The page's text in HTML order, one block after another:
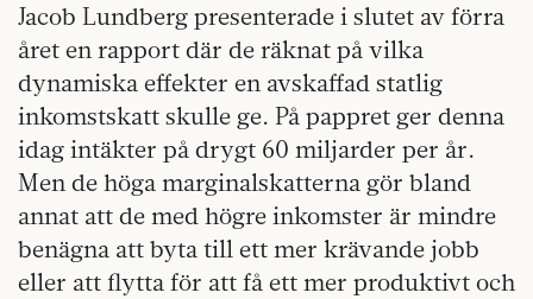
Jacob Lundberg presenterade i slutet av förra
året en rapport där de räknat på vilka
dynamiska effekter en avskaffad statlig
inkomstskatt skulle ge. På pappret ger denna
idag intäkter på drygt 60 miljarder per år.
Men de höga marginalskatterna gör bland
annat att de med högre inkomster är mindre
benägna att byta till ett mer krävande jobb
eller att flytta för att få ett mer produktivt och